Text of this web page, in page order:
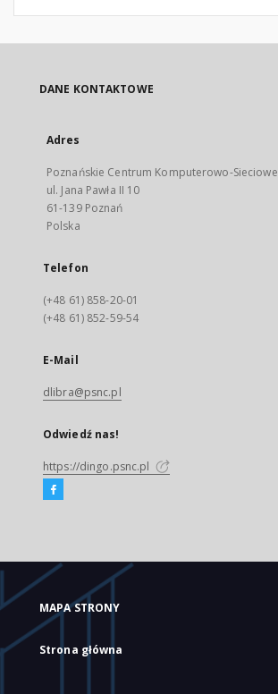
DANE KONTAKTOWE
Adres
Poznańskie Centrum Komputerowo-Sieciowe
ul. Jana Pawła II 10
61-139 Poznań
Polska
Telefon
(+48 61) 858-20-01
(+48 61) 852-59-54
E-Mail
dlibra@psnc.pl
Odwiedź nas!
https://dingo.psnc.pl
MAPA STRONY
Strona główna